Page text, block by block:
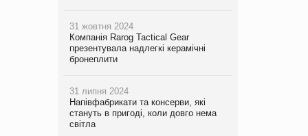
31 жовтня 2024
Компанія Rarog Tactical Gear
презентувала надлегкі керамічні
бронеплити
31 липня 2024
Напівфабрикати та консерви, які
стануть в пригоді, коли довго нема
світла